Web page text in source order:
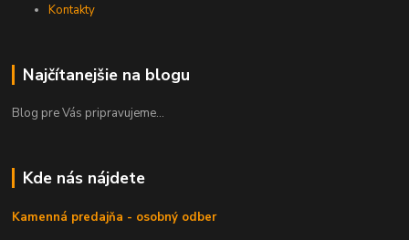
Kontakty
Najčítanejšie na blogu
Blog pre Vás pripravujeme...
Kde nás nájdete
Kamenná predajňa - osobný odber